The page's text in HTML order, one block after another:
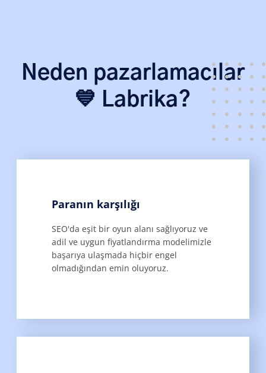
Neden pazarlamacılar
💙 Labrika?
Paranın karşılığı
SEO'da eşit bir oyun alanı sağlıyoruz ve
adil ve uygun fiyatlandırma modelimizle
başarıya ulaşmada hiçbir engel
olmadığından emin oluyoruz.